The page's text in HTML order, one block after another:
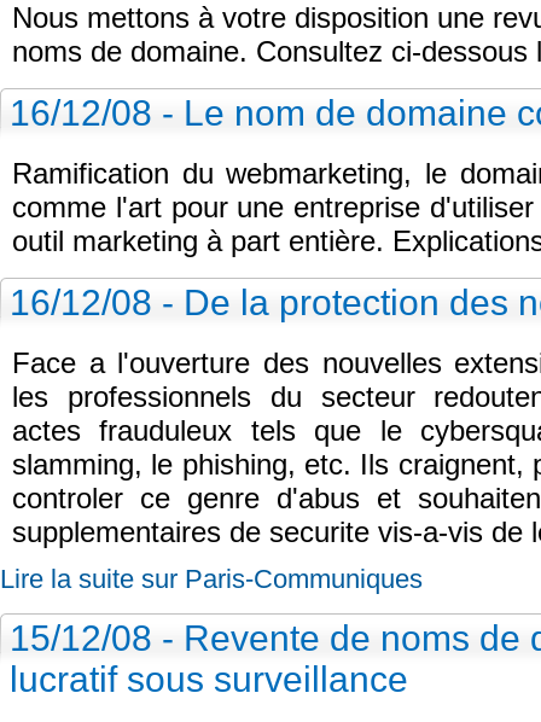
Nous mettons à votre disposition une
noms de domaine. Consultez ci-
16/12/08 - Le nom de domaine
Ramification du webmarketing, le
comme l'art pour une entreprise
outil marketing à part entière.
16/12/08 - De la protection des
Face a l'ouverture des nouvelles
les professionnels du secteur
actes frauduleux tels que le
slamming, le phishing, etc. Ils craignent,
controler ce genre d'abus et
supplementaires de securite vis-a-vis de
Lire la suite sur Paris-Communiques
15/12/08 - Revente de noms de
lucratif sous surveillance